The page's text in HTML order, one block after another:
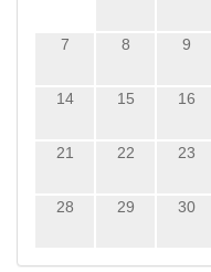
7 8 9
14 15 16
21 22 23
28 29 30